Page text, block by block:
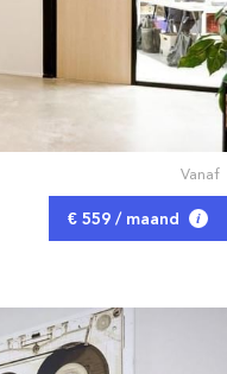
Vanaf
€ 559 / maand